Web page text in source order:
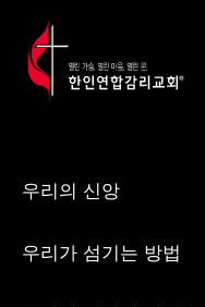
우리의 신앙
우리가 섬기는 방법